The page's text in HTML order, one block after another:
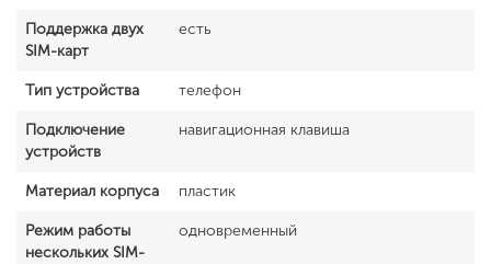
Поддержка двух
SIM-карт
есть
Тип устройства телефон
Подключение
устройств
навигационная клавиша
Материал корпуса пластик
Режим работы
нескольких SIM-
одновременный